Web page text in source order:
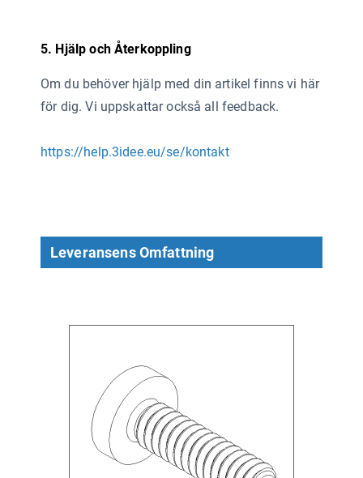
5. Hjälp och Återkoppling
Om du behöver hjälp med din artikel finns vi här
för dig. Vi uppskattar också all feedback.
https://help.3idee.eu/se/kontakt
Leveransens Omfattning